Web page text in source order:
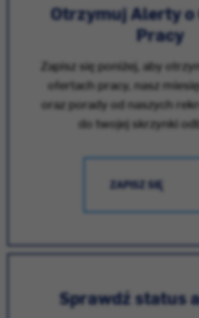
Otrzymuj Alerty o
Pracy
Zapisz się poniżej, aby
ofertach pracy, nasz
oraz porady od naszych
do twojej skrzynki
ZAPISZ SIĘ
Sprawdź status